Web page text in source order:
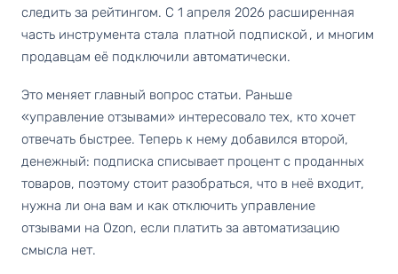
следить за рейтингом. С 1 апреля 2026 расширенная
часть инструмента стала платной подпиской , и многим
продавцам её подключили автоматически.
Это меняет главный вопрос статьи. Раньше
«управление отзывами» интересовало тех, кто хочет
отвечать быстрее. Теперь к нему добавился второй,
денежный: подписка списывает процент с проданных
товаров, поэтому стоит разобраться, что в неё входит,
нужна ли она вам и как отключить управление
отзывами на Ozon, если платить за автоматизацию
смысла нет.